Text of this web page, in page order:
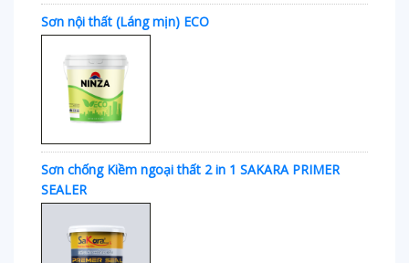
Sơn nội thất (Láng mịn) ECO
Sơn chống Kiềm ngoại thất 2 in 1 SAKARA PRIMER
SEALER